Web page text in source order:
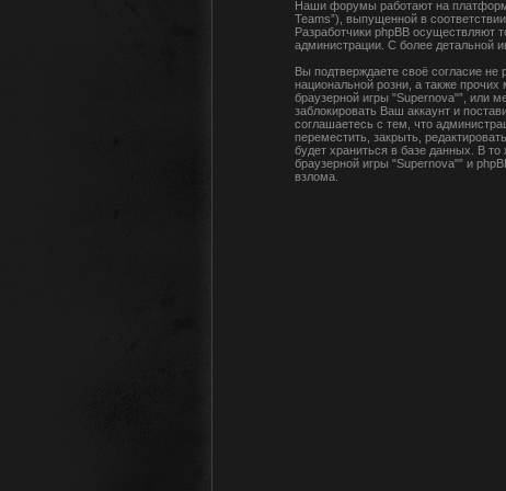
Наши форумы работают на платформе
Teams”), выпущенной в
Разработчики phpBB осуществляют
администрации. С более детальной
Вы подтверждаете своё согласие не
национальной розни, а также
браузерной игры "Supernova"”, или
заблокировать Ваш аккаунт и
соглашаетесь с тем, что
переместить, закрыть,
будет храниться в базе данных. В
браузерной игры "Supernova"” и
взлома.